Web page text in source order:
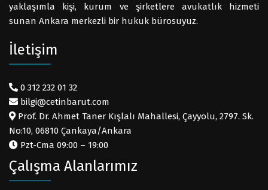
yaklaşımla kişi, kurum ve şirketlere avukatlık hizmeti
sunan Ankara merkezli bir hukuk bürosuyuz.
İletişim
0 312 232 01 32
bilgi@cetinbarut.com
Prof. Dr. Ahmet Taner Kışlalı Mahallesi, Çayyolu, 2797. Sk.
No:10, 06810 Çankaya/Ankara
Pzt-Cma 09:00 – 19:00
Çalışma Alanlarımız